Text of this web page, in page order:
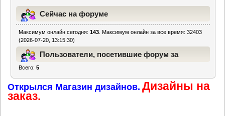
Сейчас на форуме
Максимум онлайн сегодня:143 . Максимум онлайн за все время: 32403
(2026-07-20, 13:15:30)
Пользователи, посетившие форум за
Всего:5
Открылся Магазин дизайнов. Дизайны на
заказ.